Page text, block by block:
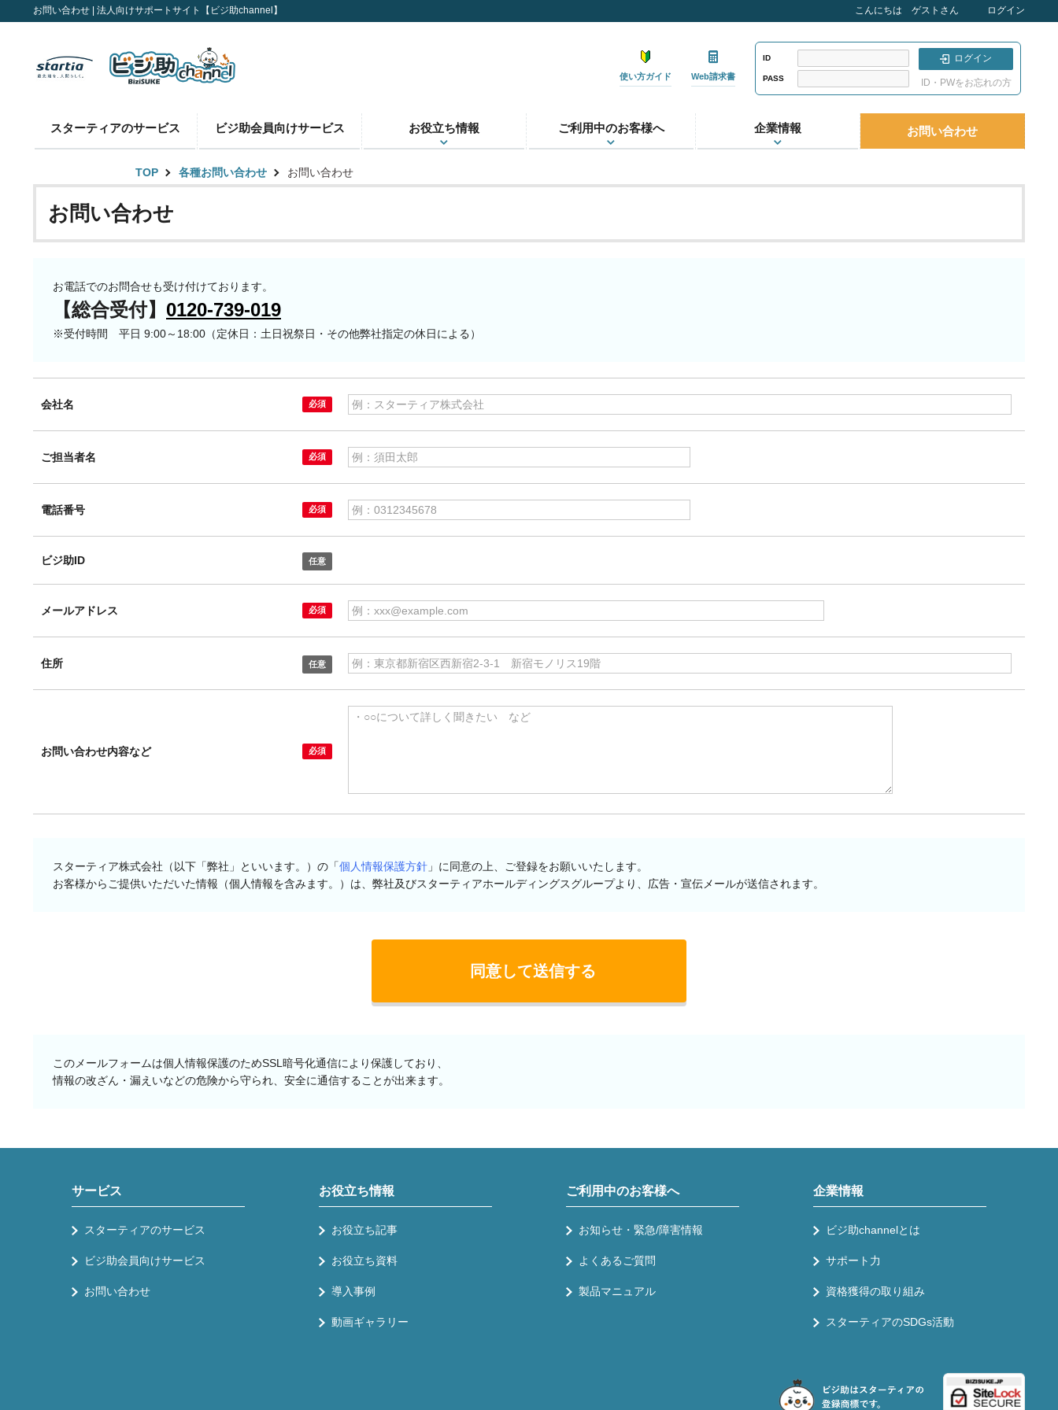
お問い合わせ | 法人向けサポートサイト【ビジ助channel】 こんにちは ゲストさん ログイン
使い方ガイド Web請求書
ID
PASS
ログイン
ID・PWをお忘れの方
スターティアのサービス ビジ助会員向けサービス お役立ち情報 ご利用中のお客様へ 企業情報 お問い合わせ
TOP 各種お問い合わせ お問い合わせ
お問い合わせ
お電話でのお問合せも受け付けております。
【総合受付】 0120-739-019
※受付時間 平日 9:00～18:00（定休日：土日祝祭日・その他弊社指定の休日による）
会社名
ご担当者名
電話番号
ビジ助ID
メールアドレス
住所
お問い合わせ内容など
スターティア株式会社（以下「弊社」といいます。）の「個人情報保護方針 」に同意の上、ご登録をお願いいたします。
お客様からご提供いただいた情報（個人情報を含みます。）は、弊社及びスターティアホールディングスグループより、広告・宣伝メールが送信されます。
このメールフォームは個人情報保護のためSSL暗号化通信により保護しており、
情報の改ざん・漏えいなどの危険から守られ、安全に通信することが出来ます。
サービス
スターティアのサービス
ビジ助会員向けサービス
お問い合わせ
お役立ち情報
お役立ち記事
お役立ち資料
導入事例
動画ギャラリー
ご利用中のお客様へ
お知らせ・緊急/障害情報
よくあるご質問
製品マニュアル
企業情報
ビジ助channelとは
サポート力
資格獲得の取り組み
スターティアのSDGs活動